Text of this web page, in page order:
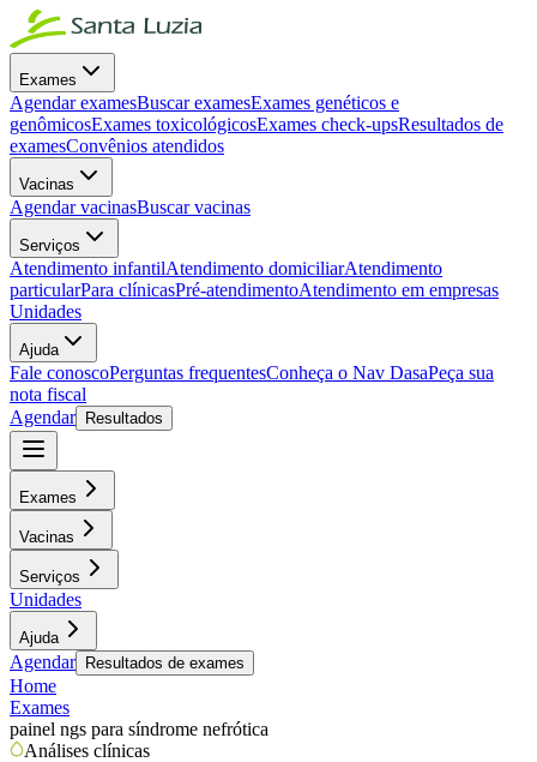
Exames
Agendar examesBuscar examesExames genéticos e
genômicosExames toxicológicosExames check-upsResultados de
examesConvênios atendidos
Vacinas
Agendar vacinasBuscar vacinas
Serviços
Atendimento infantilAtendimento domiciliarAtendimento
particularPara clínicasPré-atendimentoAtendimento em empresas
Unidades
Ajuda
Fale conoscoPerguntas frequentesConheça o Nav DasaPeça sua
nota fiscal
Agendar
Resultados
Exames
Vacinas
Serviços
Unidades
Ajuda
Agendar Resultados de exames
Home
Exames
painel ngs para síndrome nefrótica
Análises clínicas